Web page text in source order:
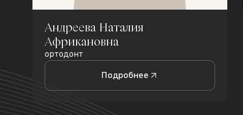
Андреева Наталия
Африкановна
ортодонт
Подробнее